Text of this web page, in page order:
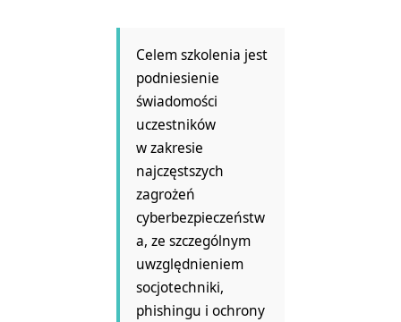
Celem szkolenia jest
podniesienie
świadomości
uczestników
w zakresie
najczęstszych
zagrożeń
cyberbezpieczeństw
a, ze szczególnym
uwzględnieniem
socjotechniki,
phishingu i ochrony